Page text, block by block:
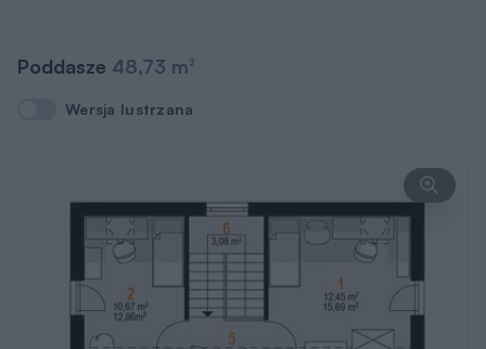
Poddasze 48,73 m2
Wersja lustrzana
Wersja lustrzana